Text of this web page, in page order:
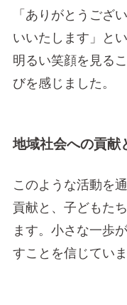
「ありがとうござ
いいたします」と
明るい笑顔を見る
びを感じました。
地域社会への貢献
このような活動を
貢献と、子どもた
ます。小さな一歩
すことを信じていま